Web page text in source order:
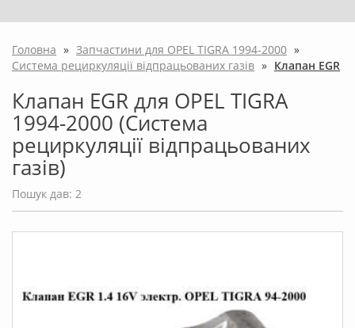
Головна » Запчастини для OPEL TIGRA 1994-2000 »
Система рециркуляції відпрацьованих газів » Клапан EGR
Клапан EGR для OPEL TIGRA
1994-2000 (Система
рециркуляції відпрацьованих
газів)
Пошук дав: 2